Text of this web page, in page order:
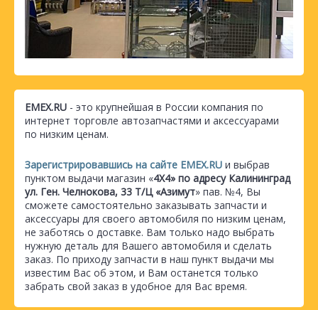
EMEX.RU - это крупнейшая в России компания по
интернет торговле автозапчастями и аксессуарами
по низким ценам.
Зарегистрировавшись на сайте EMEX.RU и выбрав
пунктом выдачи магазин «4Х4» по адресу Калининград
ул. Ген. Челнокова, 33 Т/Ц «Азимут» пав. №4, Вы
сможете самостоятельно заказывать запчасти и
аксессуары для своего автомобиля по низким ценам,
не заботясь о доставке. Вам только надо выбрать
нужную деталь для Вашего автомобиля и сделать
заказ. По приходу запчасти в наш пункт выдачи мы
известим Вас об этом, и Вам останется только
забрать свой заказ в удобное для Вас время.